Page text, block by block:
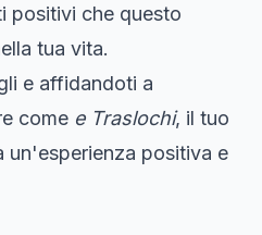
positivi che questo
tua vita.
e affidandoti a
come e Traslochi, il tuo
un'esperienza positiva e